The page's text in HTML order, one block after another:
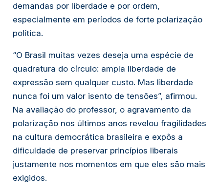
demandas por liberdade e por ordem,
especialmente em períodos de forte polarização
política.
“O Brasil muitas vezes deseja uma espécie de
quadratura do círculo: ampla liberdade de
expressão sem qualquer custo. Mas liberdade
nunca foi um valor isento de tensões”, afirmou.
Na avaliação do professor, o agravamento da
polarização nos últimos anos revelou fragilidades
na cultura democrática brasileira e expôs a
dificuldade de preservar princípios liberais
justamente nos momentos em que eles são mais
exigidos.